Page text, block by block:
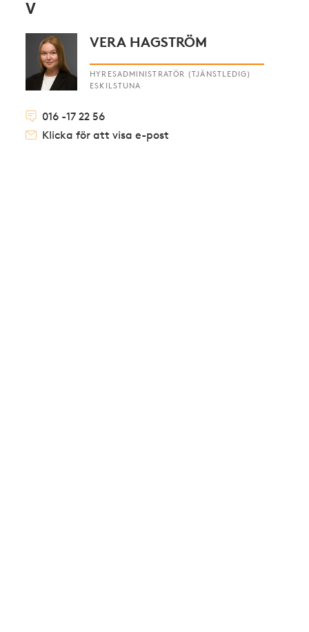
V
VERA HAGSTRÖM
HYRESADMINISTRATÖR (TJÄNSTLEDIG)
ESKILSTUNA
016 -17 22 56
Klicka för att visa e-post